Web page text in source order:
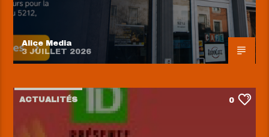
Alice Media
3 JUILLET 2026
ACTUALITÉS 0